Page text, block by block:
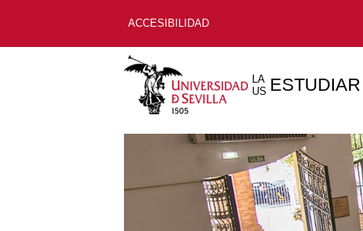
ACCESIBILIDAD
LA
US ESTUDIAR